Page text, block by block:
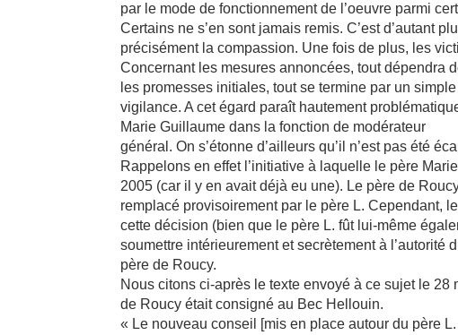
par le mode de fonctionnement de l’oeuvre parmi
Certains ne s’en sont jamais remis. C’est d’autant
précisément la compassion. Une fois de plus, les
Concernant les mesures annoncées, tout dépendra
les promesses initiales, tout se termine par un
vigilance. A cet égard paraît hautement
Marie Guillaume dans la fonction de modérateur
général. On s’étonne d’ailleurs qu’il n’est pas été
Rappelons en effet l’initiative à laquelle le père
2005 (car il y en avait déjà eu une). Le père de
remplacé provisoirement par le père L. Cependant,
cette décision (bien que le père L. fût lui-même
soumettre intérieurement et secrètement à
père de Roucy.
Nous citons ci-après le texte envoyé à ce sujet le
de Roucy était consigné au Bec Hellouin.
« Le nouveau conseil [mis en place autour du père